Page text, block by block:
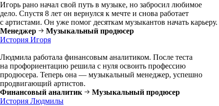
Игорь рано начал свой путь в музыке, но забросил любимое
дело. Спустя 8 лет он вернулся к мечте и снова работает
с артистами. Он уже помог десяткам музыкантов начать карьеру.
Менеджер
Музыкальный продюсер
История Игоря
Людмила работала финансовым аналитиком. После теста
на профориентацию решила с нуля освоить профессию
продюсера. Теперь она — музыкальный менеджер, успешно
продвигающий артистов.
Финансовый аналитик
Музыкальный продюсер
История Людмилы